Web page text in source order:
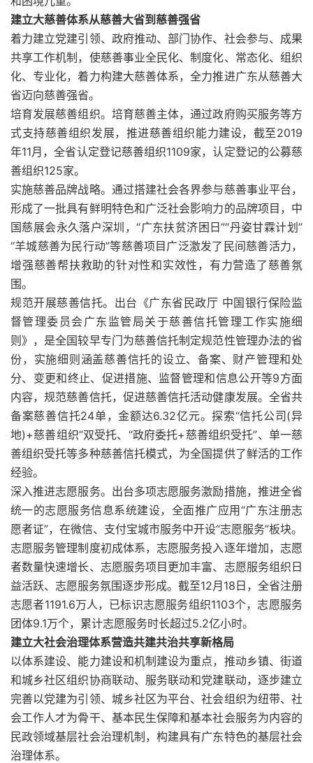
建立大慈善体系从慈善大省到慈善强省
着力建立党建引领、政府推动、部门协作、社会参与、成果
共享工作机制，使慈善事业全民化、制度化、常态化、组织
化、专业化，着力构建大慈善体系，全力推进广东从慈善大
省迈向慈善强省。
培育发展慈善组织。培育慈善主体，通过政府购买服务等方
式支持慈善组织发展，推进慈善组织能力建设，截至2019
年11月，全省认定登记慈善组织1109家，认定登记的公募慈
善组织125家。
实施慈善品牌战略。通过搭建社会各界参与慈善事业平台，
形成了一批具有鲜明特色和广泛社会影响力的品牌项目，中
国慈展会永久落户深圳，“广东扶贫济困日”“丹姿甘霖计划”
“羊城慈善为民行动”等慈善项目广泛激发了民间慈善活力，
增强慈善帮扶救助的针对性和实效性，有力营造了慈善氛
围。
规范开展慈善信托。出台《广东省民政厅 中国银行保险监
督管理委员会广东监管局关于慈善信托管理工作实施细
则》，是全国较早专门为慈善信托制定规范性管理办法的省
份，实施细则涵盖慈善信托的设立、备案、财产管理和处
分、变更和终止、促进措施、监督管理和信息公开等9方面
内容，规范慈善信托，促进慈善信托活动健康发展。全省共
备案慈善信托24单，金额达6.32亿元。探索“信托公司(异
地)+慈善组织”双受托、“政府委托+慈善组织受托”、单一慈
善组织受托等多种慈善信托模式，为全国提供了鲜活的工作
经验。
深入推进志愿服务。出台多项志愿服务激励措施，推进全省
统一的志愿服务信息系统建设，全面推广应用“广东注册志
愿者证”，在微信、支付宝城市服务中开设“志愿服务”板块。
志愿服务管理制度初成体系，志愿服务投入逐年增加，志愿
者数量快速增长、志愿服务项目更加丰富、志愿服务组织日
益活跃、志愿服务氛围逐步形成。截至12月18日，全省注册
志愿者1191.6万人，已标识志愿服务组织1103个，志愿服务
团体9.1万个，累计志愿服务时长超过5.2亿小时。
建立大社会治理体系营造共建共治共享新格局
以体系建设、能力建设和机制建设为重点，推动乡镇、街道
和城乡社区组织协商联动、服务联动和党建联动，逐步建立
完善以党建为引领、城乡社区为平台、社会组织为纽带、社
会工作人才为骨干、基本民生保障和基本社会服务为内容的
民政领域基层社会治理机制，构建具有广东特色的基层社会
治理体系。